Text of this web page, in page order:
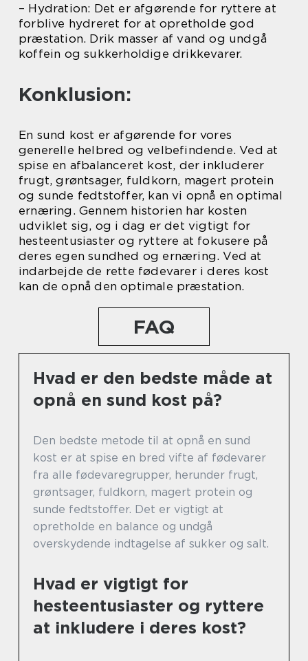
– Hydration: Det er afgørende for ryttere at
forblive hydreret for at opretholde god
præstation. Drik masser af vand og undgå
koffein og sukkerholdige drikkevarer.
Konklusion:
En sund kost er afgørende for vores
generelle helbred og velbefindende. Ved at
spise en afbalanceret kost, der inkluderer
frugt, grøntsager, fuldkorn, magert protein
og sunde fedtstoffer, kan vi opnå en optimal
ernæring. Gennem historien har kosten
udviklet sig, og i dag er det vigtigt for
hesteentusiaster og ryttere at fokusere på
deres egen sundhed og ernæring. Ved at
indarbejde de rette fødevarer i deres kost
kan de opnå den optimale præstation.
FAQ
Hvad er den bedste måde at
opnå en sund kost på?
Den bedste metode til at opnå en sund
kost er at spise en bred vifte af fødevarer
fra alle fødevaregrupper, herunder frugt,
grøntsager, fuldkorn, magert protein og
sunde fedtstoffer. Det er vigtigt at
opretholde en balance og undgå
overskydende indtagelse af sukker og salt.
Hvad er vigtigt for
hesteentusiaster og ryttere
at inkludere i deres kost?